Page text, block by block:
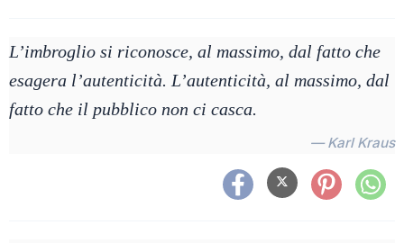
L’imbroglio si riconosce, al massimo, dal fatto che
esagera l’autenticità. L’autenticità, al massimo, dal
fatto che il pubblico non ci casca.
— Karl Kraus